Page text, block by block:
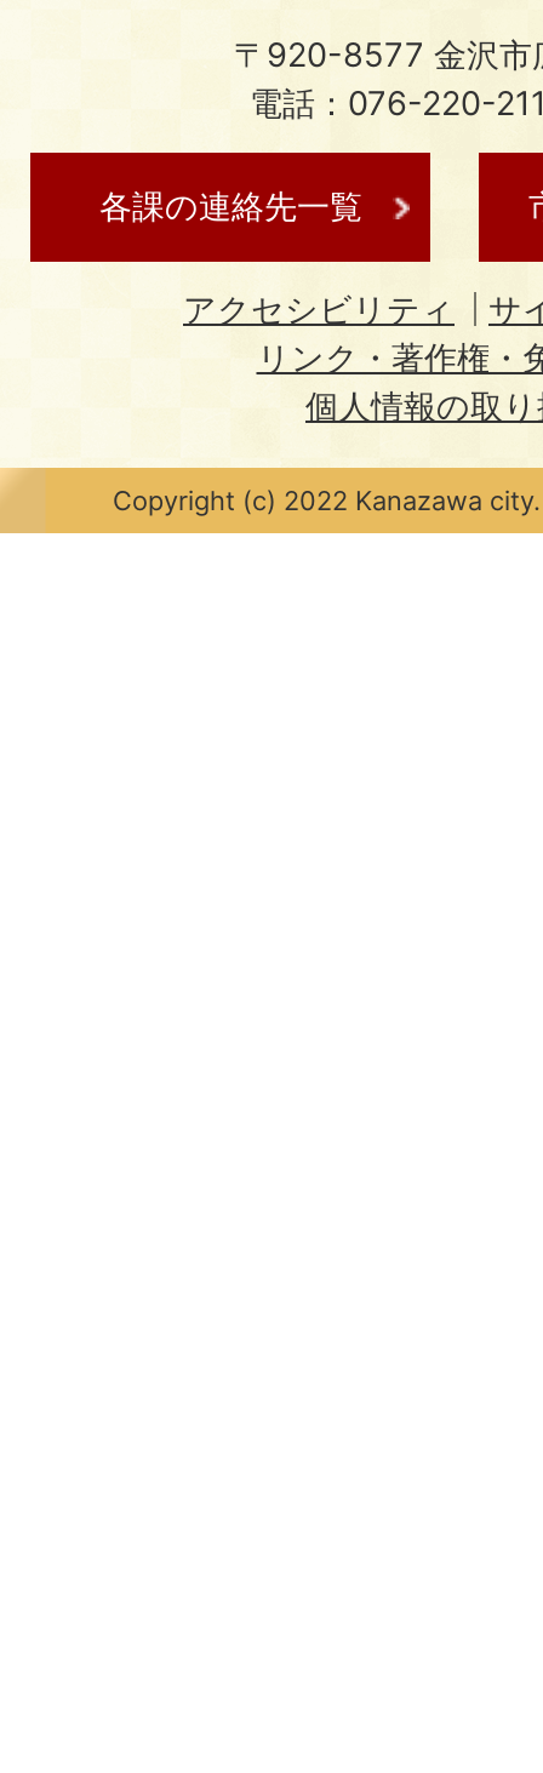
〒920-8577 金沢市
電話：076-220-
各課の連絡先一覧
アクセシビリティ
サ
リンク・著作権・
個人情報の取
Copyright (c) 2022 Kanazawa